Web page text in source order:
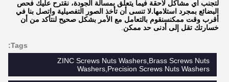
خسارتك تقل إلى أدنى حد ممكن
Tags:
ZINC Screws Nuts Washers,Brass Screws Nuts
Washers,Precision Screws Nuts Washers